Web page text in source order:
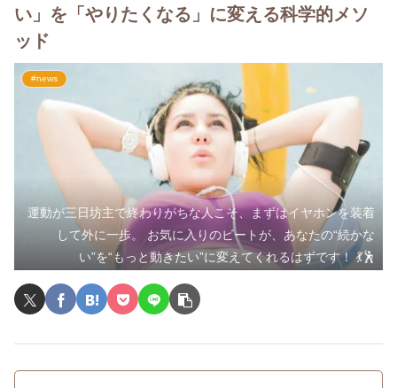
い」を「やりたくなる」に変える科学的メソ
ッド
#news
運動が三日坊主で終わりがちな人こそ、まずはイヤホンを装着
して外に一歩。 お気に入りのビートが、あなたの“続かな
い”を“もっと動きたい”に変えてくれるはずです！ 💃🕺